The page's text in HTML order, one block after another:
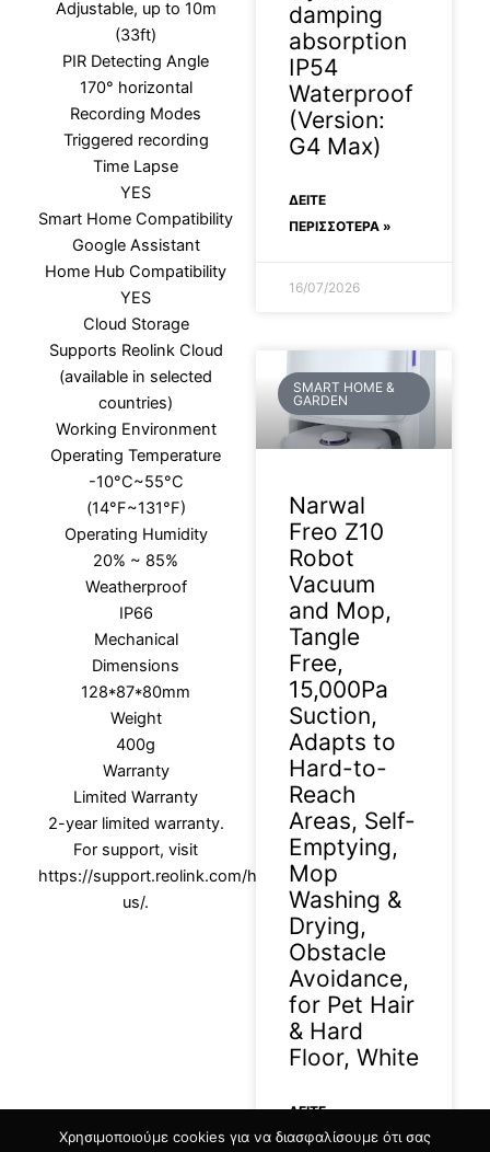
Adjustable, up to 10m
(33ft)
PIR Detecting Angle
170° horizontal
Recording Modes
Triggered recording
Time Lapse
YES
Smart Home Compatibility
Google Assistant
Home Hub Compatibility
YES
Cloud Storage
Supports Reolink Cloud
(available in selected
countries)
Working Environment
Operating Temperature
-10°C~55°C
(14°F~131°F)
Operating Humidity
20% ~ 85%
Weatherproof
IP66
Mechanical
Dimensions
128*87*80mm
Weight
400g
Warranty
Limited Warranty
2-year limited warranty.
For support, visit
https://support.reolink.com/hc/en-
us/.
damping
absorption
IP54
Waterproof
(Version:
G4 Max)
ΔΕΊΤΕ
ΠΕΡΙΣΣΟΤΕΡΑ »
16/07/2026
SMART HOME &
GARDEN
Narwal
Freo Z10
Robot
Vacuum
and Mop,
Tangle
Free,
15,000Pa
Suction,
Adapts to
Hard-to-
Reach
Areas, Self-
Emptying,
Mop
Washing &
Drying,
Obstacle
Avoidance,
for Pet Hair
& Hard
Floor, White
ΔΕΊΤΕ
ΠΕΡΙΣΣΟΤΕΡΑ »
Χρησιμοποιούμε cookies για να διασφαλίσουμε ότι σας